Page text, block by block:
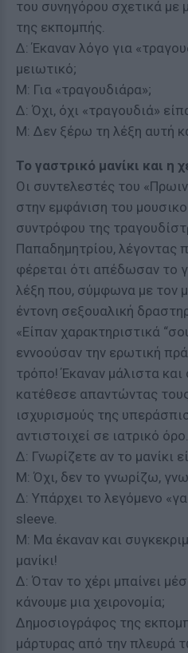
του συνηγόρου σχετικά με
της εκπομπής.
Δ: Έκαναν λόγο για
μειωτικό;
Μ: Για «τραγουδιάρα»;
Δ: Όχι, όχι «τραγουδιά»
Μ: Δεν ξέρω τη λέξη αυτή
Το γαστρικό μανίκι και η
Οι συντελεστές του
στην εμφάνιση του
συντρόφου της
Παπαδημητρίου, λέγοντας
φέρεται ότι απέδωσαν το
λέξη που, σύμφωνα με τον
έντονη σεξουαλική
«Είπαν χαρακτηριστικά
εννοούσαν την ερωτική
τρόπο! Έκαναν μάλιστα και
κατέθεσε απαντώντας
ισχυρισμούς της
αντιστοιχεί σε ιατρικό όρο.
Δ: Γνωρίζετε αν το μανίκι
Μ: Όχι, δεν το γνωρίζω,
Δ: Υπάρχει το λεγόμενο
sleeve.
Μ: Μα έκαναν και
μανίκι!
Δ: Όταν το χέρι μπαίνει
κάνουμε μια χειρονομία;
Δημοσιογράφος της
μάρτυρας από την πλευρά